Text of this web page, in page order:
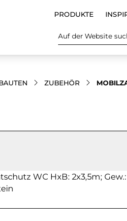
PRODUKTE
Auf der Website
ZUBEHÖR
WC HxB: 2x3,5m;